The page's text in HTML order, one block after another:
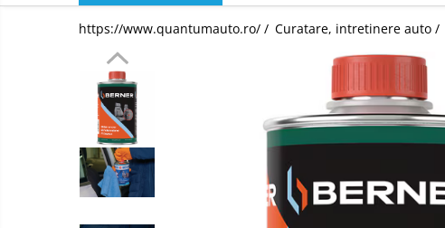
Curatare, intretinere auto
LIQUI MOLY
Uleiuri, vaseline
https://www.quantumauto.ro/ / Curatare, intretinere auto /